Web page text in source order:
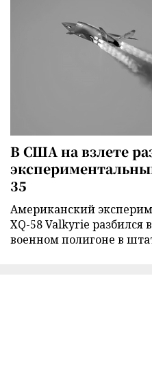
В США на взлете
35
Американский
XQ-58 Valkyrie разбился
военном полигоне в